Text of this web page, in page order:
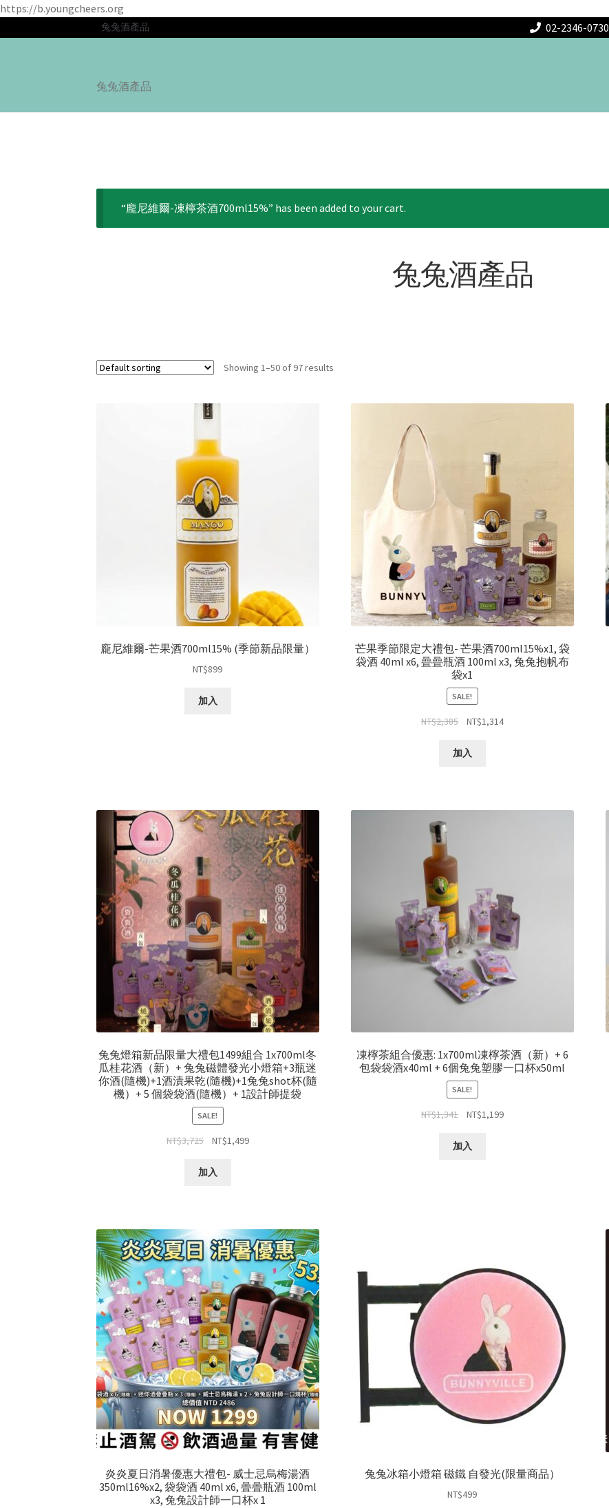
https://b.youngcheers.org
兔兔酒產品 02-2346-0730
navigation
content
兔兔酒產品
“龐尼維爾-凍檸茶酒700ml15%” has been added to your cart.
兔兔酒產品
Showing 1–50 of 97 results
龐尼維爾-芒果酒700ml15% (季節新品限量）
NT$899
加入
芒果季節限定大禮包- 芒果酒700ml15%x1, 袋
袋酒 40ml x6, 曡曡瓶酒 100ml x3, 兔兔抱帆布
袋x1
SALE!
NT$2,385 NT$1,314
加入
兔兔燈箱新品限量大禮包1499組合 1x700ml冬
瓜桂花酒（新）+ 兔兔磁體發光小燈箱+3瓶迷
你酒(隨機)+1酒漬果乾(隨機)+1兔兔shot杯(隨
機）+ 5 個袋袋酒(隨機）+ 1設計師提袋
SALE!
NT$3,725 NT$1,499
加入
凍檸茶組合優惠: 1x700ml凍檸茶酒（新）+ 6
包袋袋酒x40ml + 6個兔兔塑膠一口杯x50ml
SALE!
NT$1,341 NT$1,199
加入
炎炎夏日消暑優惠大禮包- 威士忌烏梅湯酒
350ml16%x2, 袋袋酒 40ml x6, 曡曡瓶酒 100ml
x3, 兔兔設計師一口杯x 1
兔兔冰箱小燈箱 磁鐵 自發光(限量商品）
NT$499